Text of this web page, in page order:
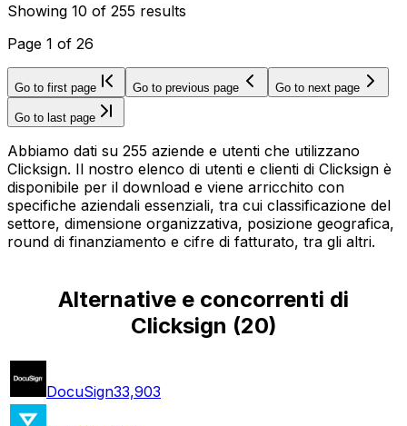
Showing 10 of 255 results
Page 1 of 26
Go to first page Go to previous page Go to next page
Go to last page
Abbiamo dati su 255 aziende e utenti che utilizzano
Clicksign. Il nostro elenco di utenti e clienti di Clicksign è
disponibile per il download e viene arricchito con
specifiche aziendali essenziali, tra cui classificazione del
settore, dimensione organizzativa, posizione geografica,
round di finanziamento e cifre di fatturato, tra gli altri.
Alternative e concorrenti di
Clicksign (20)
DocuSign33,903